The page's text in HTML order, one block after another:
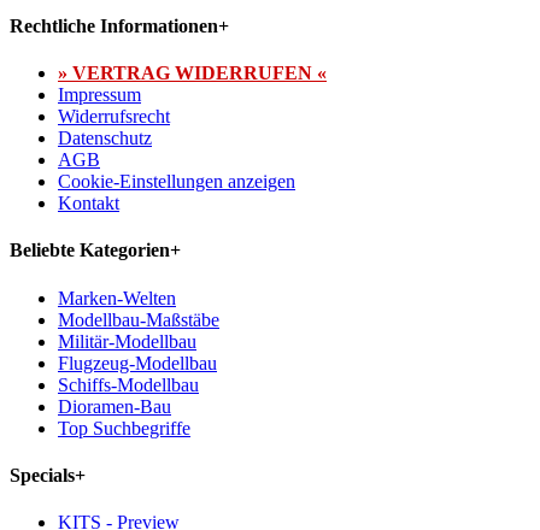
Rechtliche Informationen+
» VERTRAG WIDERRUFEN «
Impressum
Widerrufsrecht
Datenschutz
AGB
Cookie-Einstellungen anzeigen
Kontakt
Beliebte Kategorien+
Marken-Welten
Modellbau-Maßstäbe
Militär-Modellbau
Flugzeug-Modellbau
Schiffs-Modellbau
Dioramen-Bau
Top Suchbegriffe
Specials+
KITS - Preview